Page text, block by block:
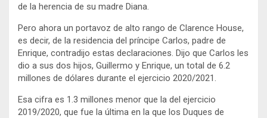
de la herencia de su madre Diana.
Pero ahora un portavoz de alto rango de Clarence House,
es decir, de la residencia del príncipe Carlos, padre de
Enrique, contradijo estas declaraciones. Dijo que Carlos les
dio a sus dos hijos, Guillermo y Enrique, un total de 6.2
millones de dólares durante el ejercicio 2020/2021.
Esa cifra es 1.3 millones menor que la del ejercicio
2019/2020, que fue la última en la que los Duques de